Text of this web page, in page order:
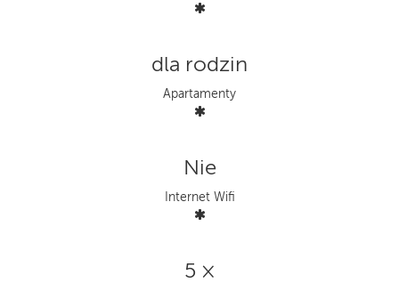
dla rodzin
Apartamenty
Nie
Internet Wifi
5 ×